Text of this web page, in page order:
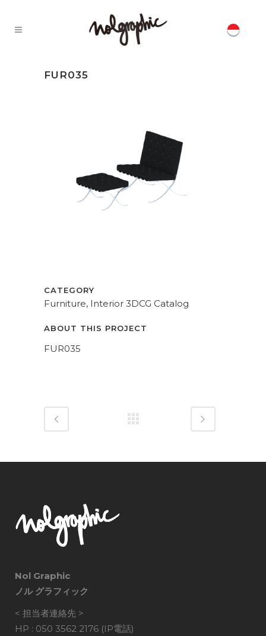
FUR035
CATEGORY
Furniture, Interior 3DCG Catalog
ABOUT THIS PROJECT
FUR035
Nol Graphic
ノル グラフィック
< 担当者連絡先 >
HP : 050 3562 2176 (IP電話)